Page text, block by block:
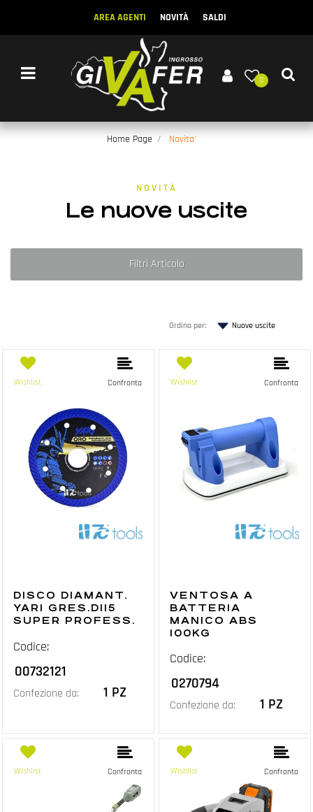
AREA AGENTI NOVITÀ SALDI
Open menu
0
Home Page Novita'
NOVITÀ
Le nuove uscite
Filtri Articolo
Ordina per:
Wishlist Confronta
DISCO DIAMANT.
YARI GRES.D115
SUPER PROFESS.
Codice:
00732121
Confezione da: 1 PZ
Wishlist Confronta
VENTOSA A
BATTERIA
MANICO ABS
100KG
Codice:
0270794
Confezione da: 1 PZ
Wishlist Confronta Wishlist Confronta